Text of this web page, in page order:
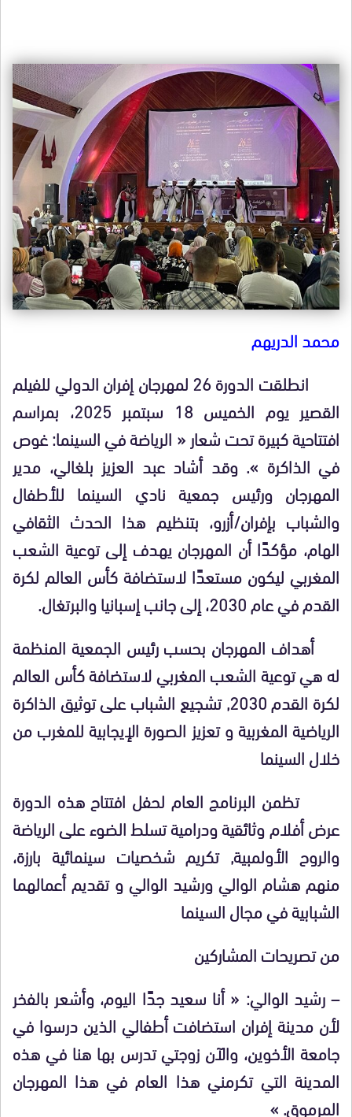
محمد الدريهم
انطلقت الدورة 26 لمهرجان إفران الدولي للفيلم
القصير يوم الخميس 18 سبتمبر 2025، بمراسم
افتتاحية كبيرة تحت شعار « الرياضة في السينما: غوص
في الذاكرة ». وقد أشاد عبد العزيز بلغالي، مدير
المهرجان ورئيس جمعية نادي السينما للأطفال
والشباب بإفران/أزرو، بتنظيم هذا الحدث الثقافي
الهام، مؤكدًا أن المهرجان يهدف إلى توعية الشعب
المغربي ليكون مستعدًا لاستضافة كأس العالم لكرة
القدم في عام 2030، إلى جانب إسبانيا والبرتغال.
أهداف المهرجان بحسب رئيس الجمعية المنظمة
له هي توعية الشعب المغربي لاستضافة كأس العالم
لكرة القدم 2030, تشجيع الشباب على توثيق الذاكرة
الرياضية المغربية و تعزيز الصورة الإيجابية للمغرب من
خلال السينما
تظمن البرنامج العام لحفل افتتاح هذه الدورة
عرض أفلام وثائقية ودرامية تسلط الضوء على الرياضة
والروح الأولمبية, تكريم شخصيات سينمائية بارزة،
منهم هشام الوالي ورشيد الوالي و تقديم أعمالهما
الشبابية في مجال السينما
من تصريحات المشاركين
– رشيد الوالي: « أنا سعيد جدًا اليوم، وأشعر بالفخر
لأن مدينة إفران استضافت أطفالي الذين درسوا في
جامعة الأخوين، والآن زوجتي تدرس بها هنا في هذه
المدينة التي تكرمني هذا العام في هذا المهرجان
المرموق. »